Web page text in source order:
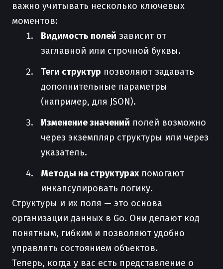
важно учитывать несколько ключевых
моментов:
Видимость полей зависит от
заглавной или строчной буквы.
Теги структур позволяют задавать
дополнительные параметры
(например, для JSON).
Изменение значений полей возможно
через экземпляр структуры или через
указатель.
Методы на структурахпомогают
инкапсулировать логику.
Структуры и их поля — это основа
организации данных в Go. Они делают код
понятным, гибким и позволяют удобно
управлять состоянием объектов.
Теперь, когда у вас есть представление о